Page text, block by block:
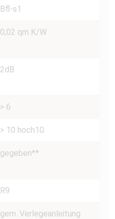
Bfl-s1
0,02 qm K/W
2dB
> 6
> 10 hoch10
gegeben**
R9
gem. Verlegeanleitung